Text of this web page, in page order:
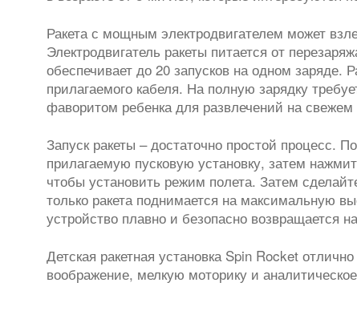
Ракета с мощным электродвигателем может
Электродвигатель ракеты питается от
обеспечивает до 20 запусков на одном заряде.
прилагаемого кабеля. На полную зарядку
фаворитом ребенка для развлечений на свежем
Запуск ракеты – достаточно простой процесс.
прилагаемую пусковую установку, затем
чтобы установить режим полета. Затем
только ракета поднимается на максимальную
устройство плавно и безопасно возвращается
Детская ракетная установка Spin Rocket
воображение, мелкую моторику и